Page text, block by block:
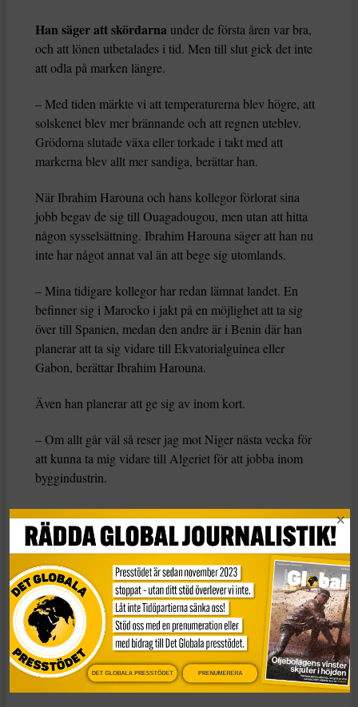
Han säger att skördarnaunder de första åren var bra,
och att lönen utbetalades i tid. Men till slut gick det inte
att odla på marken längre.
– Med tiden märkte vi att temperaturerna blev högre, att
solskenet blev mer brännande och att regnen uteblev.
Grödorna slutade växa eller torkade i takt med att
markerna blev allt mer sandiga, berättar han.
När Ibrahim Harouna och hans kollegor förlorat sina
jobb begav de sig till Ouagadougou, men utan att hitta
någon sysselsättning. Ibrahim Harouna säger att han nu
inte har något annat val än att bege sig utomlands.
– Mina tidigare kollegor har redan lämnat landet. En
befinner sig i Marocko i jakt på en möjlighet att ta sig
över till Spanien, medan den andre är i Benin där han
planerar att ta sig vidare till Ekvatorialguinea eller
Gabon, berättar Ibrahim Harouna.
Även han planerar att ge sig av inom kort.
– Om allt går väl så reser jag mot Niger nästa vecka för
att kunna ta mig vidare till Algeriet för att jobba inom
byggindustrin.
Sedan han komtill Ouagadougou har Ibrahim Harouna
spenderat mycket tid med sin farbror, som också bor i
staden.
– Försök att sätta dig själv i dessa unga mäns situation –
vad skulle du göra, säger farbrodern, som inte vill bli
citerad med sitt namn.
Han stöttar Ibrahim Harouna i hans planer på att lämna
landet.
DET GLOBALA PRESSTÖDET PRENUMERERA